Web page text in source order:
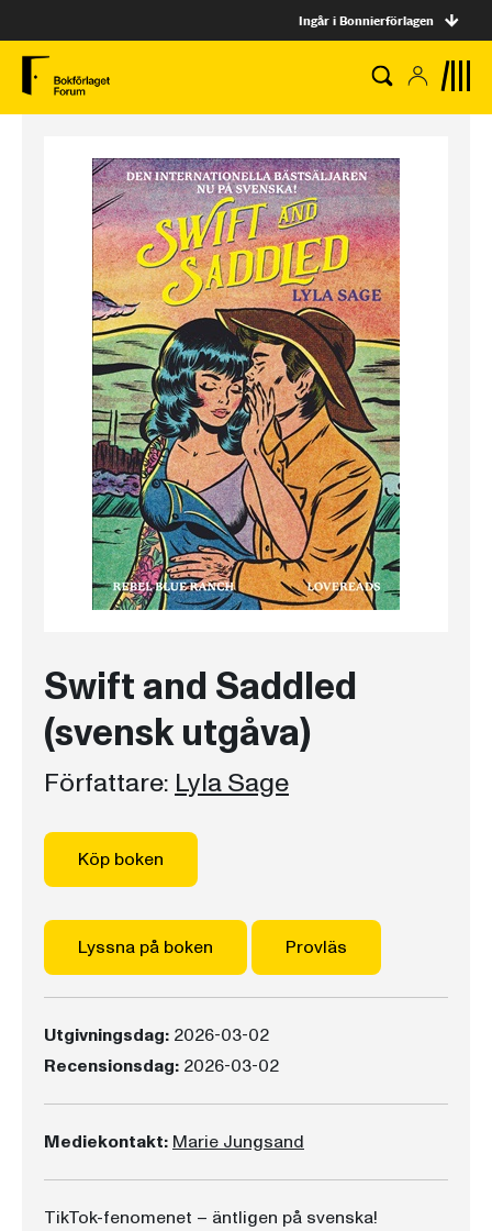
Ingår i Bonnierförlagen
Swift and Saddled
(svensk utgåva)
Författare: Lyla Sage
Köp boken
Lyssna på boken Provläs
Utgivningsdag: 2026-03-02
Recensionsdag: 2026-03-02
Mediekontakt: Marie Jungsand
TikTok-fenomenet – äntligen på svenska!